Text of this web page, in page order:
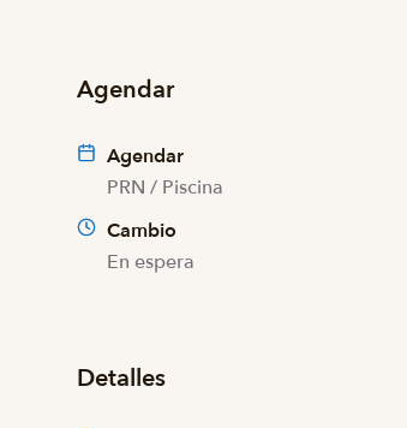
Agendar
Agendar
PRN / Piscina
Cambio
En espera
Detalles